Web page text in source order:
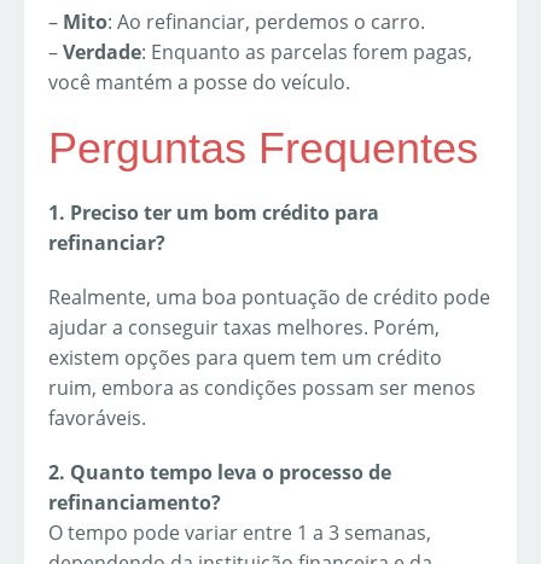
– Mito: Ao refinanciar, perdemos o carro.
–Verdade: Enquanto as parcelas forem pagas,
você mantém a posse do veículo.
Perguntas Frequentes
1. Preciso ter um bom crédito para
refinanciar?
Realmente, uma boa pontuação de crédito pode
ajudar a conseguir taxas melhores. Porém,
existem opções para quem tem um crédito
ruim, embora as condições possam ser menos
favoráveis.
2. Quanto tempo leva o processo de
refinanciamento?
O tempo pode variar entre 1 a 3 semanas,